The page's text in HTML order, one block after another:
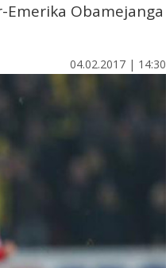
Obamejanga
04.02.2017 | 14:30